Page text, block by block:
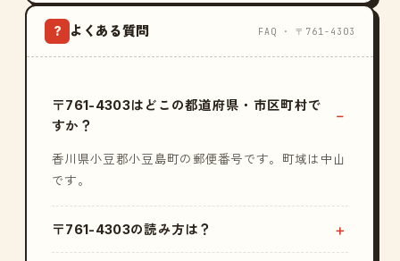
? よくある質問 FAQ · 〒761-4303
〒761-4303はどこの都道府県・市区町村で
すか？
香川県小豆郡小豆島町の郵便番号です。町域は中山
です。
〒761-4303の読み方は？